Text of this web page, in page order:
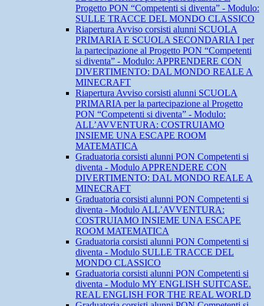
Progetto PON “Competenti si diventa” - Modulo:
SULLE TRACCE DEL MONDO CLASSICO
Riapertura Avviso corsisti alunni SCUOLA
PRIMARIA E SCUOLA SECONDARIA I per
la partecipazione al Progetto PON “Competenti
si diventa” - Modulo: APPRENDERE CON
DIVERTIMENTO: DAL MONDO REALE A
MINECRAFT
Riapertura Avviso corsisti alunni SCUOLA
PRIMARIA per la partecipazione al Progetto
PON “Competenti si diventa” - Modulo:
ALL’AVVENTURA: COSTRUIAMO
INSIEME UNA ESCAPE ROOM
MATEMATICA
Graduatoria corsisti alunni PON Competenti si
diventa - Modulo APPRENDERE CON
DIVERTIMENTO: DAL MONDO REALE A
MINECRAFT
Graduatoria corsisti alunni PON Competenti si
diventa - Modulo ALL’AVVENTURA:
COSTRUIAMO INSIEME UNA ESCAPE
ROOM MATEMATICA
Graduatoria corsisti alunni PON Competenti si
diventa - Modulo SULLE TRACCE DEL
MONDO CLASSICO
Graduatoria corsisti alunni PON Competenti si
diventa - Modulo MY ENGLISH SUITCASE.
REAL ENGLISH FOR THE REAL WORLD